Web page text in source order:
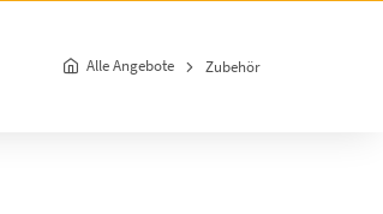
Alle Angebote Zubehör